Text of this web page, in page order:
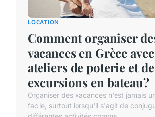
LOCATION
Comment organiser
vacances en Grèce
ateliers de poterie et
excursions en bateau?
Organiser des vacances n'est jamais
facile, surtout lorsqu'il s'agit de